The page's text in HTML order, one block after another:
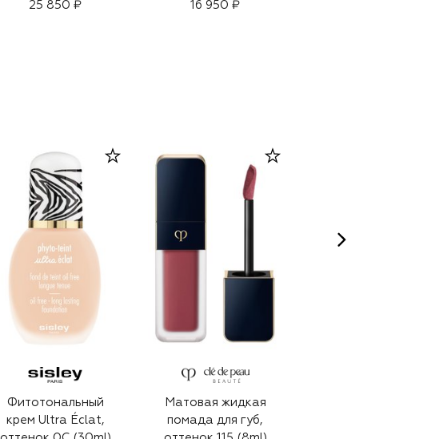
25 850 ₽
16 950 ₽
Фитотональный
крем Ultra Éclat,
Матовая жидкая
помада для губ,